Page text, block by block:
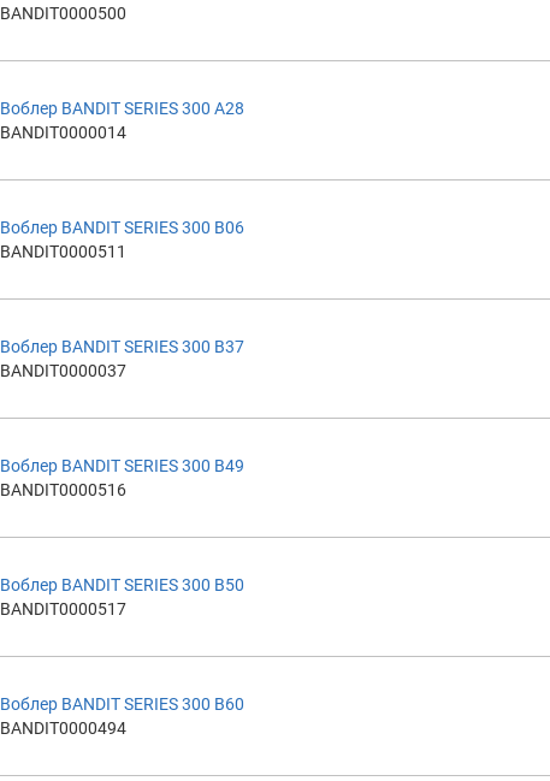
BANDIT0000500
Воблер BANDIT SERIES 300 A28
BANDIT0000014
Воблер BANDIT SERIES 300 B06
BANDIT0000511
Воблер BANDIT SERIES 300 B37
BANDIT0000037
Воблер BANDIT SERIES 300 B49
BANDIT0000516
Воблер BANDIT SERIES 300 B50
BANDIT0000517
Воблер BANDIT SERIES 300 B60
BANDIT0000494